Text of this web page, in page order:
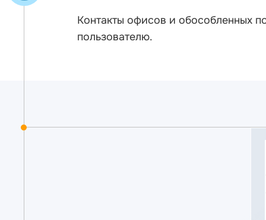
Контакты офисов и обособленных
пользователю.